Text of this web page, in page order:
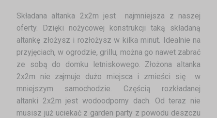
Składana altanka 2x2m jest najmniejsza z naszej
oferty. Dzięki nożycowej konstrukcji taką składaną
altankę złożysz i rozłożysz w kilka minut. Idealnie na
przyjęciach, w ogrodzie, grillu, można go nawet zabrać
ze sobą do domku letniskowego. Złożona altanka
2x2m nie zajmuje dużo miejsca i zmieści się w
mniejszym samochodzie. Częścią rozkładanej
altanki 2x2m jest wodoodporny dach. Od teraz nie
musisz już uciekać z garden party z powodu deszczu